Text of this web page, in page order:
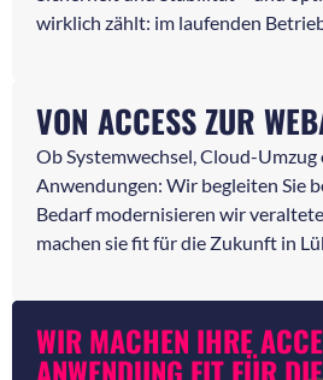
wirklich zählt: im laufenden
VON ACCESS ZUR
Ob Systemwechsel, Cloud-
Anwendungen: Wir begleiten Sie
Bedarf modernisieren wir
machen sie fit für die Zukunft in
WIR MACHEN IHRE
ANWENDUNG FIT FÜR